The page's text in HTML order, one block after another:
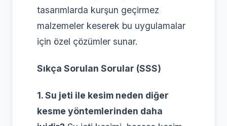
tasarımlarda kurşun geçirmez
malzemeler keserek bu uygulamalar
için özel çözümler sunar.
Sıkça Sorulan Sorular (SSS)
1. Su jeti ile kesim neden diğer
kesme yöntemlerinden daha